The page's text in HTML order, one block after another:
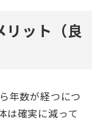
リット（良
年数が経つにつ
は確実に減って